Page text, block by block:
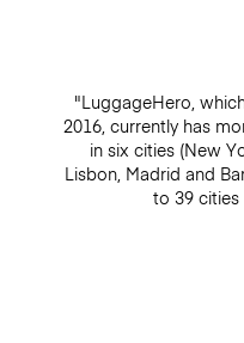
"LuggageHero,
2016, currently has
in six cities (New
Lisbon, Madrid and
to 39 cities